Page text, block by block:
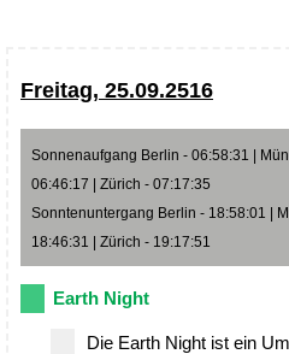
Freitag, 25.09.2516
Sonnenaufgang Berlin - 06:58:31 |
06:46:17 | Zürich - 07:17:35
Sonntenuntergang Berlin - 18:58:01 |
18:46:31 | Zürich - 19:17:51
Earth Night
Die Earth Night ist ein